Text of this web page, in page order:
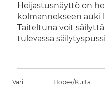
Heijastusnäyttö on
kolmannekseen auki
Taiteltuna voit
tulevassa
Väri Hopea/Kulta